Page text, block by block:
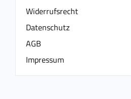
Widerrufsrecht
Datenschutz
AGB
Impressum